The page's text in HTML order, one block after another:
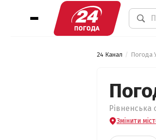
24 Канал Погода
Рівненська
Змінити